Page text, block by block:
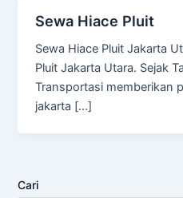
Sewa Hiace Pluit
Sewa Hiace Pluit Jakarta
Pluit Jakarta Utara. Sejak
Transportasi memberikan
jakarta […]
Cari